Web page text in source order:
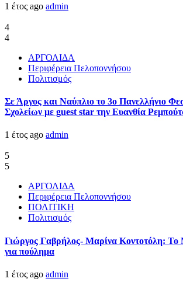
1 έτος ago admin
4
4
ΑΡΓΟΛΙΔΑ
Περιφέρεια Πελοποννήσου
Πολιτισμός
Σε Άργος και Ναύπλιο το 3ο Πανελλήνιο
Σχολείων με guest star την Ευανθία
1 έτος ago admin
5
5
ΑΡΓΟΛΙΔΑ
Περιφέρεια Πελοποννήσου
ΠΟΛΙΤΙΚΗ
Πολιτισμός
Γιώργος Γαβρήλος- Μαρίνα Κοντοτόλη: Το
για πούλημα
1 έτος ago admin